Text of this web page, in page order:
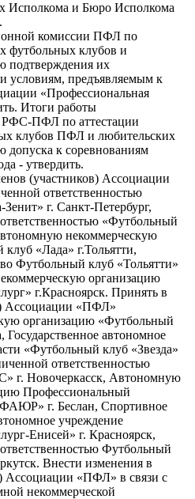
Исполкома и Бюро Исполкома
комиссии ПФЛ по
футбольных клубов и
подтверждения их
условиям, предъявляемым к
«Профессиональная
Итоги работы
РФС-ПФЛ по аттестации
клубов ПФЛ и любительских
допуска к соревнованиям
- утвердить.
(участников) Ассоциации
ответственностью
г. Санкт-Петербург,
«Футбольный
некоммерческую
«Лада» г.Тольятти,
Футбольный клуб «Тольятти»
организацию
г.Красноярск. Принять в
Ассоциации «ПФЛ»
организацию «Футбольный
автономное
«Футбольный клуб «Звезда»
ответственностью
г. Новочеркасск, Автономную
Профессиональный
г. Беслан, Спортивное
учреждение
Енисей» г. Красноярск,
Футбольный
Внести изменения в
Ассоциации «ПФЛ» в связи с
некоммерческой